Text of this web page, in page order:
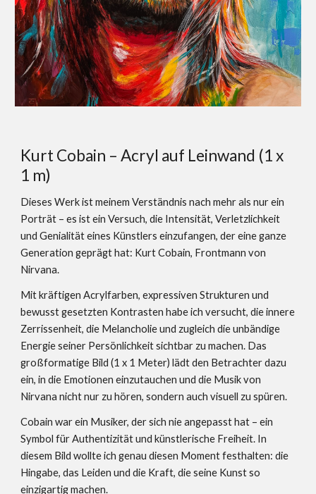
Kurt Cobain – Acryl auf Leinwand (1 x
1 m)
Dieses Werk ist meinem Verständnis nach mehr als nur ein
Porträt – es ist ein Versuch, die Intensität, Verletzlichkeit
und Genialität eines Künstlers einzufangen, der eine ganze
Generation geprägt hat: Kurt Cobain, Frontmann von
Nirvana.
Mit kräftigen Acrylfarben, expressiven Strukturen und
bewusst gesetzten Kontrasten habe ich versucht, die innere
Zerrissenheit, die Melancholie und zugleich die unbändige
Energie seiner Persönlichkeit sichtbar zu machen. Das
großformatige Bild (1 x 1 Meter) lädt den Betrachter dazu
ein, in die Emotionen einzutauchen und die Musik von
Nirvana nicht nur zu hören, sondern auch visuell zu spüren.
Cobain war ein Musiker, der sich nie angepasst hat – ein
Symbol für Authentizität und künstlerische Freiheit. In
diesem Bild wollte ich genau diesen Moment festhalten: die
Hingabe, das Leiden und die Kraft, die seine Kunst so
einzigartig machen.